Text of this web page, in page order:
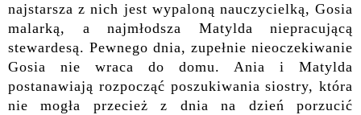
najstarsza z nich jest wypaloną nauczycielką, Gosia
malarką, a najmłodsza Matylda niepracującą
stewardesą. Pewnego dnia, zupełnie nieoczekiwanie
Gosia nie wraca do domu. Ania i Matylda
postanawiają rozpocząć poszukiwania siostry, która
nie mogła przecież z dnia na dzień porzucić